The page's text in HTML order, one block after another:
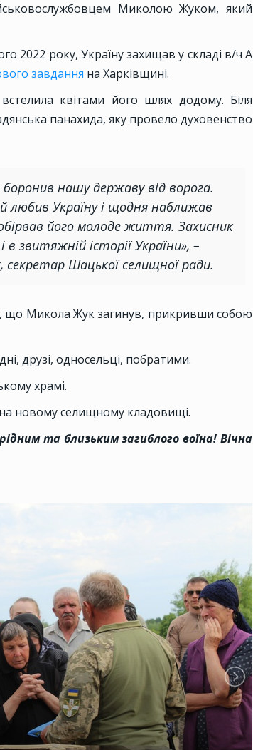
Миколою Жуком, який
2022 року, Україну захищав у складі в/ч А
завдання на Харківщині.
квітами його шлях додому. Біля
панахида, яку провело духовенство
нашу державу від ворога.
любив Україну і щодня наближав
його молоде життя. Захисник
в звитяжній історії України», –
секретар Шацької селищної ради.
що Микола Жук загинув, прикривши собою
друзі, односельці, побратими.
храмі.
новому селищному кладовищі.
та близьким загиблого воїна! Вічна